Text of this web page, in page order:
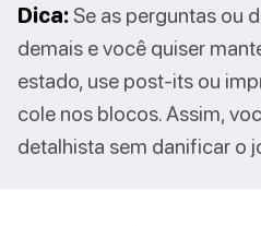
Dica: Se as perguntas ou
demais e você quiser
estado, use post-its ou
cole nos blocos. Assim,
detalhista sem danificar o